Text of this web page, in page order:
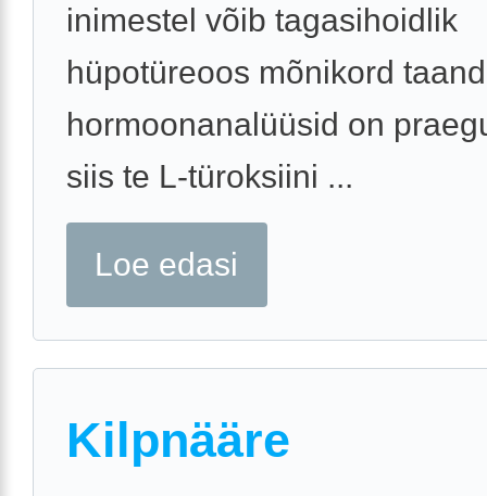
inimestel võib tagasihoidlik
hüpotüreoos mõnikord
hormoonanalüüsid on
siis te L-türoksiini ...
Loe edasi
Kilpnääre